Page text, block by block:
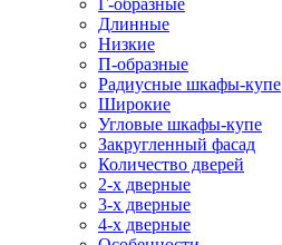
Г-образные
Длинные
Низкие
П-образные
Радиусные шкафы-купе
Широкие
Угловые шкафы-купе
Закругленный фасад
Количество дверей
2-х дверные
3-х дверные
4-х дверные